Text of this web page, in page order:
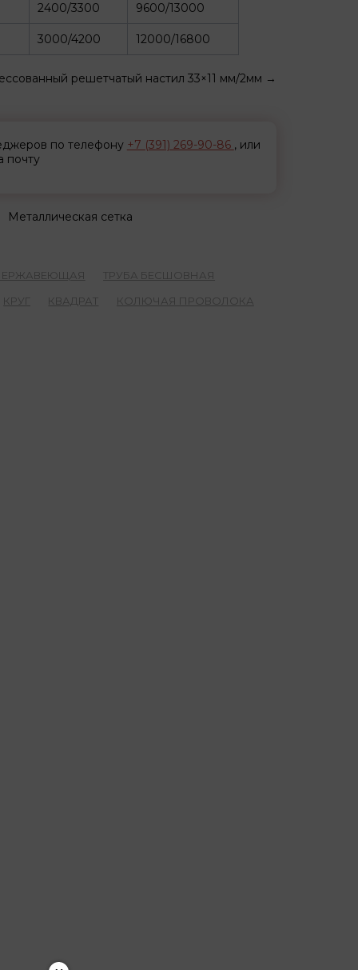
2400/3300 9600/13000
3000/4200 12000/16800
решетчатый настил 33×11 мм/2мм →
по телефону +7 (391) 269-90-86 , или
почту
Металлическая сетка
ТРУБА БЕСШОВНАЯ
КРУГ
КВАДРАТ КОЛЮЧАЯ ПРОВОЛОКА